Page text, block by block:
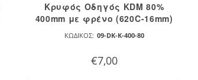
Κρυφός Οδηγός KDM 80%
400mm με φρένο (620C-16mm)
ΚΩΔΙΚΌΣ: 09-DK-K-400-80
€7,00